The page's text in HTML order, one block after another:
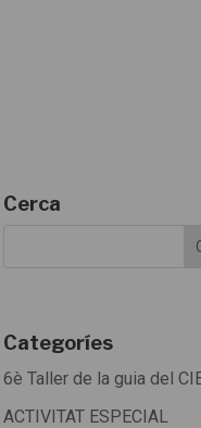
Cerca
Categoríes
6è Taller de la guia del
ACTIVITAT ESPECIAL